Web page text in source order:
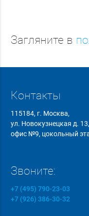
Загляните в
Контакты
115184, г. Москва,
ул. Новокузнецкая д.
офис №9, цокольный
Звоните:
+7 (495) 790-23-03
+7 (926) 386-30-32